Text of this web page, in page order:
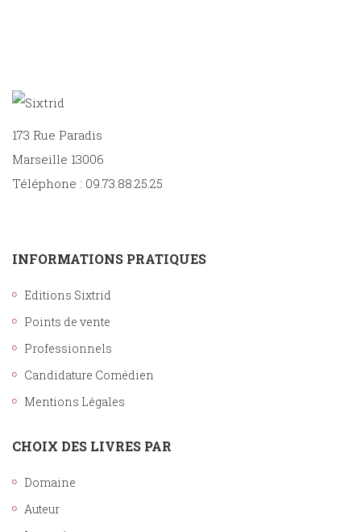
173 Rue Paradis
Marseille 13006
Téléphone : 09.73.88.25.25
INFORMATIONS PRATIQUES
Editions Sixtrid
Points de vente
Professionnels
Candidature Comédien
Mentions Légales
CHOIX DES LIVRES PAR
Domaine
Auteur